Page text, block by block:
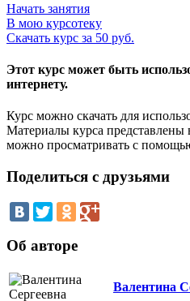
Начать занятия
В мою курсотеку
Скачать курс за 50 руб.
Этот курс может быть
интернету.
Курс можно скачать для
Материалы курса
можно просматривать с
Поделиться с друзьями
Об авторе
Валентина